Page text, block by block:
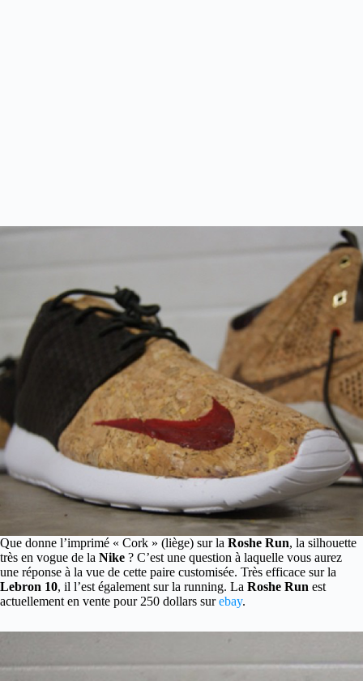
Que donne l’imprimé « Cork » (liège) sur la Roshe Run, la silhouette
très en vogue de la Nike ? C’est une question à laquelle vous aurez
une réponse à la vue de cette paire customisée. Très efficace sur la
Lebron 10, il l’est également sur la running. La Roshe Run est
actuellement en vente pour 250 dollars surebay.